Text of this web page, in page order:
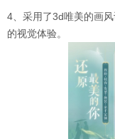
4、采用了3d唯美的画
的视觉体验。